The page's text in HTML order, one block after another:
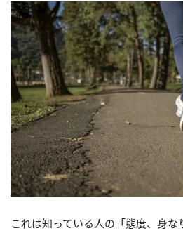
これは知っている人の「態度、身